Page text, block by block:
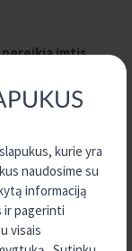
kurie yra
naudosime su
informaciją
ir pagerinti
visais
nereikia imtis